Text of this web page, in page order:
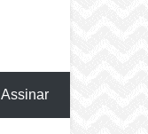
Assinar